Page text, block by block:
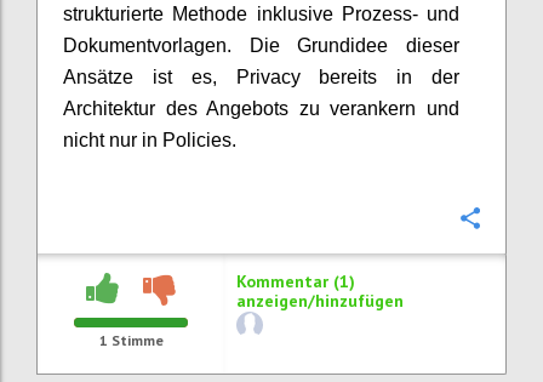
strukturierte Methode inklusive Prozess- und
Dokumentvorlagen. Die Grundidee dieser
Ansätze ist es, Privacy bereits in der
Architektur des Angebots zu verankern und
nicht nur in Policies.
1 Stimme
Kommentar (1)
anzeigen/hinzufügen